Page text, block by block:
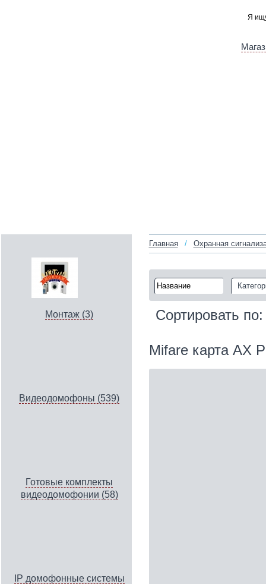
Монтаж (3)
Видеодомофоны (539)
Готовые комплекты
видеодомофонии (58)
IP домофонные системы
Главная / Охранная
Сортировать
Mifare карта AX